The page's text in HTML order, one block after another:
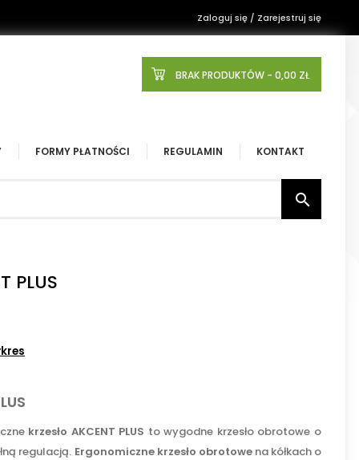
Zaloguj się / Zarejestruj się
BRAK PRODUKTÓW - 0,00 ZŁ
FORMY PŁATNOŚCI REGULAMIN KONTAKT

PLUS
krzesło AKCENT PLUS to wygodne krzesło obrotowe o
regulacją. Ergonomiczne krzesło obrotowena kółkach o